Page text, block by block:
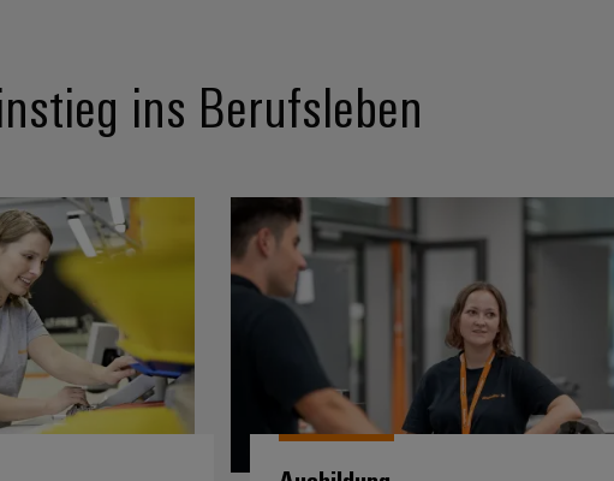
ins Berufsleben
Ausbildung